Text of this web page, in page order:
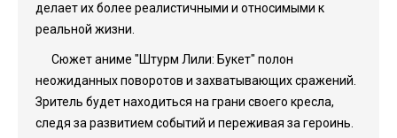
делает их более реалистичными и относимыми к
реальной жизни.
Сюжет аниме "Штурм Лили: Букет" полон
неожиданных поворотов и захватывающих сражений.
Зритель будет находиться на грани своего кресла,
следя за развитием событий и переживая за героинь.